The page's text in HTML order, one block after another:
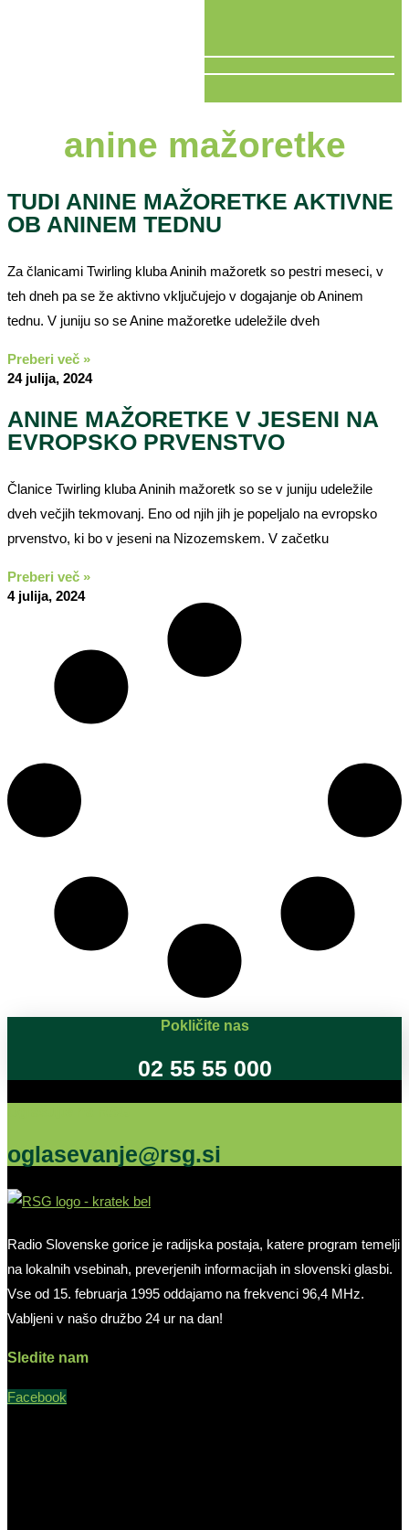
anine mažoretke
TUDI ANINE MAŽORETKE AKTIVNE
OB ANINEM TEDNU
Za članicami Twirling kluba Aninih mažoretk so pestri meseci, v
teh dneh pa se že aktivno vključujejo v dogajanje ob Aninem
tednu. V juniju so se Anine mažoretke udeležile dveh
Preberi več »
24 julija, 2024
ANINE MAŽORETKE V JESENI NA
EVROPSKO PRVENSTVO
Članice Twirling kluba Aninih mažoretk so se v juniju udeležile
dveh večjih tekmovanj. Eno od njih jih je popeljalo na evropsko
prvenstvo, ki bo v jeseni na Nizozemskem. V začetku
Preberi več »
4 julija, 2024
Pokličite nas
02 55 55 000
oglasevanje@rsg.si
Radio Slovenske gorice je radijska postaja, katere program temelji
na lokalnih vsebinah, preverjenih informacijah in slovenski glasbi.
Vse od 15. februarja 1995 oddajamo na frekvenci 96,4 MHz.
Vabljeni v našo družbo 24 ur na dan!
Sledite nam
Facebook